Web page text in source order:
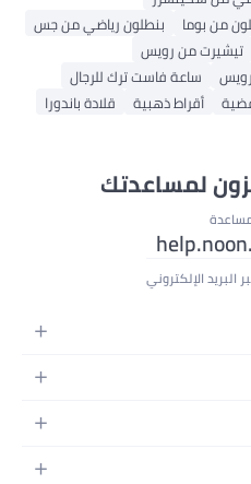
من بوما
بنطلون رياضي من جس
تيشيرت من رويس
ساعة فاست ترك للرجال
أقراط ذهبية
قلادة باندورا
لمساعدتك
البريد الإلكتروني